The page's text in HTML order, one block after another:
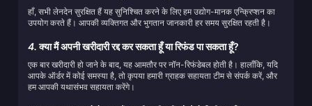
हाँ, सभी लेनदेन सुरक्षित हैं यह सुनिश्चित करने के लिए हम उद्योग-मानक एन्क्रिप्शन का
उपयोग करते हैं। आपकी व्यक्तिगत और भुगतान जानकारी हर समय सुरक्षित रहती है।
4.क्या मैं अपनी खरीदारी रद्द कर सकता हूँ या रिफंड पा सकता हूँ?
एक बार खरीदारी हो जाने के बाद, यह आमतौर पर नॉन-रिफंडेबल होती है। हालाँकि, यदि
आपके ऑर्डर में कोई समस्या है, तो कृपया हमारी ग्राहक सहायता टीम से संपर्क करें, और
हम आपकी यथासंभव सहायता करेंगे।